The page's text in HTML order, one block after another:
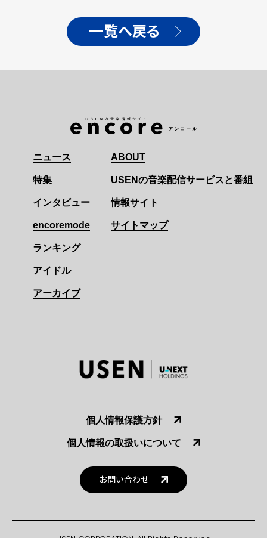
一覧へ戻る
ニュース
特集
インタビュー
encoremode
ランキング
アイドル
アーカイブ
ABOUT
USENの音楽配信サービスと番組
情報サイト
サイトマップ
個人情報保護方針
個人情報の取扱いについて
お問い合わせ